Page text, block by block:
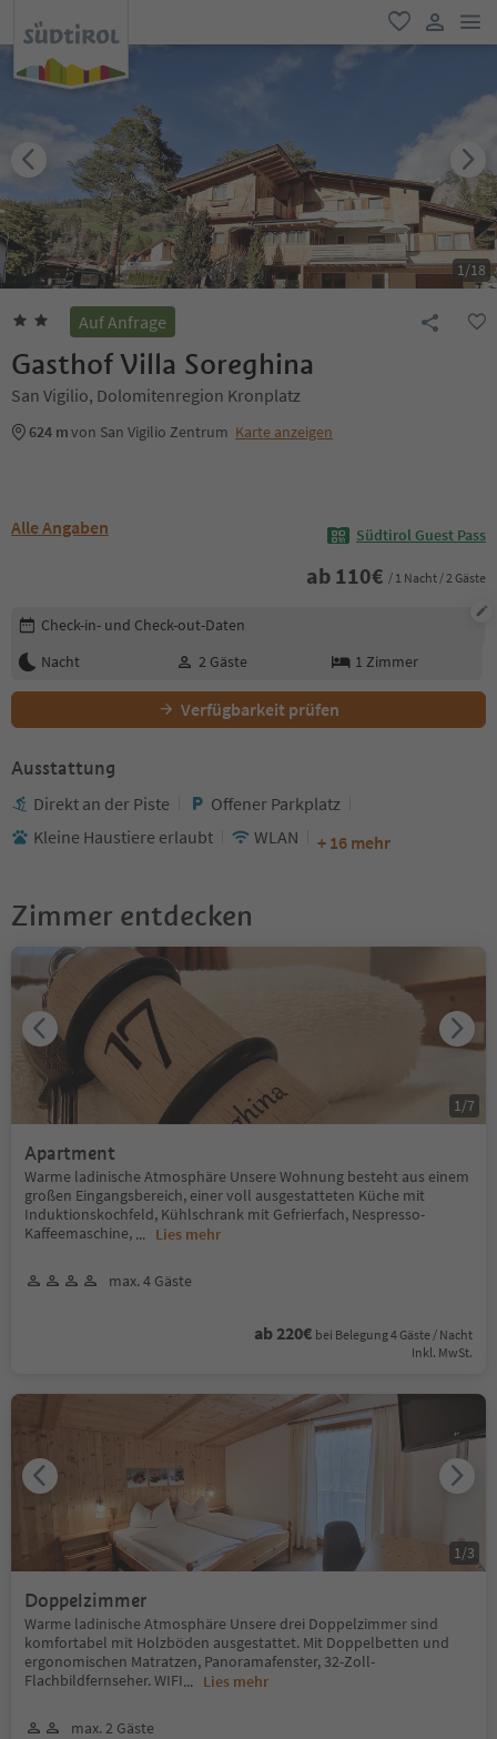
favorit
user link
1/18
Auf Anfrage
Gasthof Villa Soreghina
San Vigilio, Dolomitenregion Kronplatz
624 mvon San Vigilio Zentrum Karte anzeigen
Alle Angaben Südtirol Guest Pass
ab 110€ / 1 Nacht / 2 Gäste
Buchungsdetails bearbeiten
Check-in- und Check-out-Daten
Nacht
2 Gäste 1 Zimmer
Verfügbarkeit prüfen
Ausstattung
Direkt an der Piste
Offener Parkplatz
Kleine Haustiere erlaubt
WLAN + 16 mehr
Zimmer entdecken
Apartment
Warme ladinische Atmosphäre Unsere Wohnung besteht aus einem
großen Eingangsbereich, einer voll ausgestatteten Küche mit
Induktionskochfeld, Kühlschrank mit Gefrierfach, Nespresso-
Kaffeemaschine, ... Lies mehr
max. 4 Gäste
ab 220€ bei Belegung 4 Gäste / Nacht
Inkl. MwSt.
1 /7
Doppelzimmer
Warme ladinische Atmosphäre Unsere drei Doppelzimmer sind
komfortabel mit Holzböden ausgestattet. Mit Doppelbetten und
ergonomischen Matratzen, Panoramafenster, 32-Zoll-
Flachbildfernseher. WIFI... Lies mehr
max. 2 Gäste
1 /3